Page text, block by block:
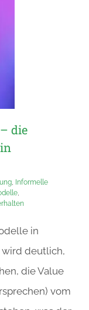
die
, Informelle
,
in
wird deutlich,
die Value
vom